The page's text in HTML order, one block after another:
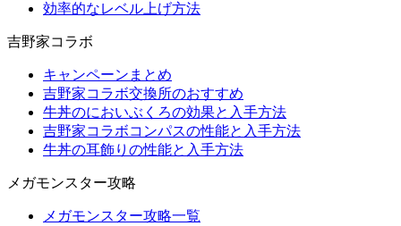
効率的なレベル上げ方法
吉野家コラボ
キャンペーンまとめ
吉野家コラボ交換所のおすすめ
牛丼のにおいぶくろの効果と入手方法
吉野家コラボコンパスの性能と入手方法
牛丼の耳飾りの性能と入手方法
メガモンスター攻略
メガモンスター攻略一覧